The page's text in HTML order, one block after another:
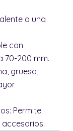
a una
con
70-200 mm.
gruesa,
Permite